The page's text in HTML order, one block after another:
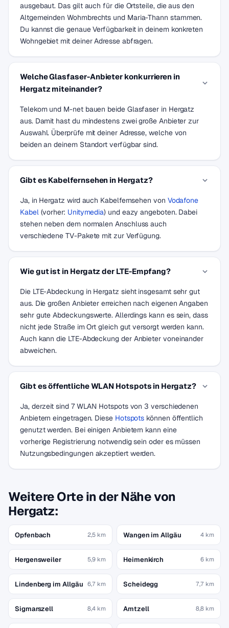
ausgebaut. Das gilt auch für die Ortsteile, die aus den
Altgemeinden Wohmbrechts und Maria-Thann stammen.
Du kannst die genaue Verfügbarkeit in deinem konkreten
Wohngebiet mit deiner Adresse abfragen.
Welche Glasfaser-Anbieter konkurrieren in
Hergatz miteinander?
Telekom und M-net bauen beide Glasfaser in Hergatz
aus. Damit hast du mindestens zwei große Anbieter zur
Auswahl. Überprüfe mit deiner Adresse, welche von
beiden an deinem Standort verfügbar sind.
Gibt es Kabelfernsehen in Hergatz?
Ja, in Hergatz wird auch Kabelfernsehen von Vodafone
Kabel(vorher: Unitymedia) und eazy angeboten. Dabei
stehen neben dem normalen Anschluss auch
verschiedene TV-Pakete mit zur Verfügung.
Wie gut ist in Hergatz der LTE-Empfang?
Die LTE-Abdeckung in Hergatz sieht insgesamt sehr gut
aus. Die großen Anbieter erreichen nach eigenen Angaben
sehr gute Abdeckungswerte. Allerdings kann es sein, dass
nicht jede Straße im Ort gleich gut versorgt werden kann.
Auch kann die LTE-Abdeckung der Anbieter voneinander
abweichen.
Gibt es öffentliche WLAN Hotspots in Hergatz?
Ja, derzeit sind 7 WLAN Hotspots von 3 verschiedenen
Anbietern eingetragen. Diese Hotspots können öffentlich
genutzt werden. Bei einigen Anbietern kann eine
vorherige Registrierung notwendig sein oder es müssen
Nutzungsbedingungen akzeptiert werden.
Weitere Orte in der Nähe von
Hergatz:
Opfenbach 2,5 km Wangen im Allgäu 4 km
Hergensweiler 5,9 km Heimenkirch 6 km
Lindenberg im Allgäu 6,7 km Scheidegg 7,7 km
Sigmarszell 8,4 km Amtzell 8,8 km